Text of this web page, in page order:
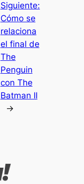
Siguiente:
Cómo se
relaciona
el final de
The
Penguin
con The
Batman II
→